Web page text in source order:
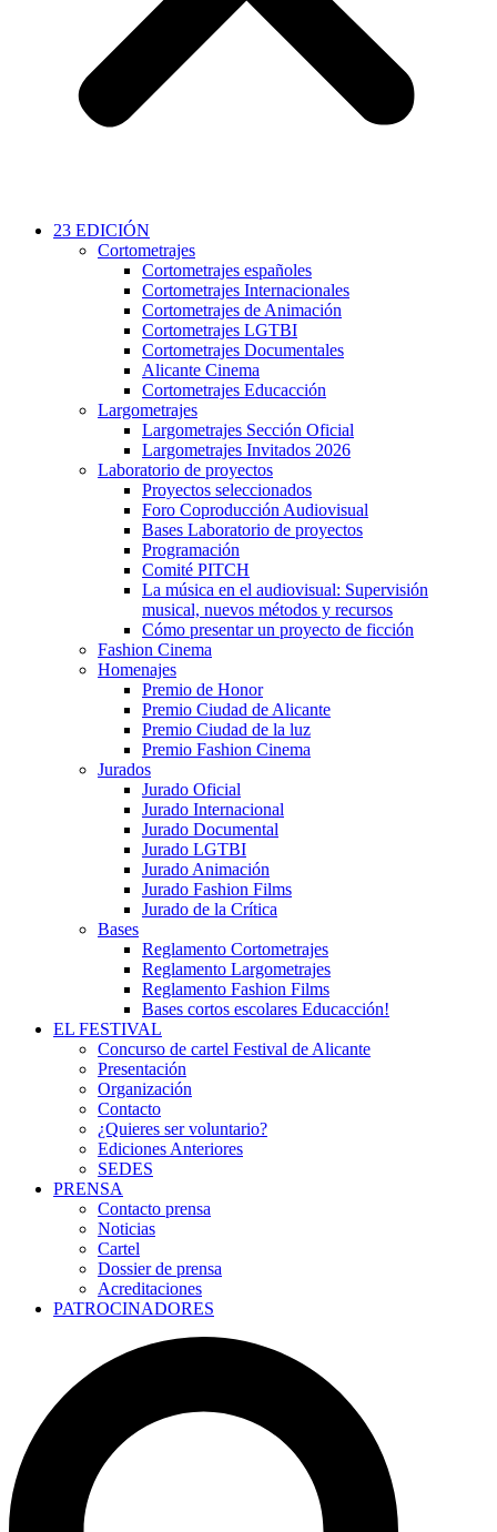
23 EDICIÓN
Cortometrajes
Cortometrajes españoles
Cortometrajes Internacionales
Cortometrajes de Animación
Cortometrajes LGTBI
Cortometrajes Documentales
Alicante Cinema
Cortometrajes Educacción
Largometrajes
Largometrajes Sección Oficial
Largometrajes Invitados 2026
Laboratorio de proyectos
Proyectos seleccionados
Foro Coproducción Audiovisual
Bases Laboratorio de proyectos
Programación
Comité PITCH
La música en el audiovisual: Supervisión
musical, nuevos métodos y recursos
Cómo presentar un proyecto de ficción
Fashion Cinema
Homenajes
Premio de Honor
Premio Ciudad de Alicante
Premio Ciudad de la luz
Premio Fashion Cinema
Jurados
Jurado Oficial
Jurado Internacional
Jurado Documental
Jurado LGTBI
Jurado Animación
Jurado Fashion Films
Jurado de la Crítica
Bases
Reglamento Cortometrajes
Reglamento Largometrajes
Reglamento Fashion Films
Bases cortos escolares Educacción!
EL FESTIVAL
Concurso de cartel Festival de Alicante
Presentación
Organización
Contacto
¿Quieres ser voluntario?
Ediciones Anteriores
SEDES
PRENSA
Contacto prensa
Noticias
Cartel
Dossier de prensa
Acreditaciones
PATROCINADORES